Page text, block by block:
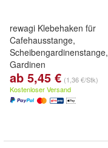
rewagi Klebehaken für
Cafehausstange,
Scheibengardinenstange,
Gardinen
ab 5,45 € (1,36 €/Stk)
Kostenloser Versand